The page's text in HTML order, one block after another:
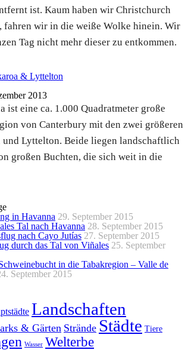
ist. Kaum haben wir Christchurch
fahren wir in die weiße Wolke hinein. Wir
Tag nicht mehr dieser zu entkommen.
& Lyttelton
2013
ist eine ca. 1.000 Quadratmeter große
von Canterbury mit den zwei größeren
und Lyttelton. Beide liegen landschaftlich
großen Buchten, die sich weit in die
in Havanna 29. September 2015
Tal nach Havanna 28. September 2015
nach Cayo Jutías 27. September 2015
durch das Tal von Viñales 25. September
in die Tabakregion – Valle de
September 2015
Landschaften
& Gärten Strände Städte Tiere
Wasser Welterbe